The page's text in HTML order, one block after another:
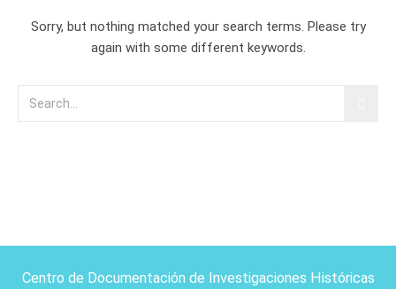
Sorry, but nothing matched your search terms. Please try
again with some different keywords.
Centro de Documentación de Investigaciones Históricas